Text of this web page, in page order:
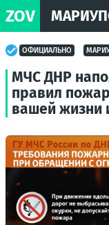
ZOV
ОФИЦИАЛЬНО
МЧС ДНР
правил
вашей жизни